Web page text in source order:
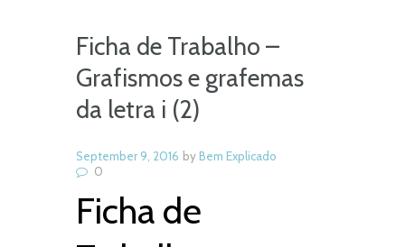
Ficha de Trabalho –
Grafismos e grafemas
da letra i (2)
September 9, 2016 byBem Explicado
0
Ficha de